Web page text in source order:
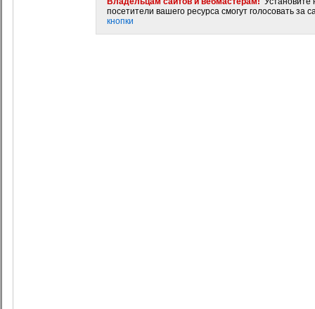
посетители вашего ресурса смогут голосовать за
кнопки